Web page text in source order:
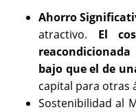
Ahorro
atractivo. El
bajo que el de
capital para otras
Sostenibilidad al